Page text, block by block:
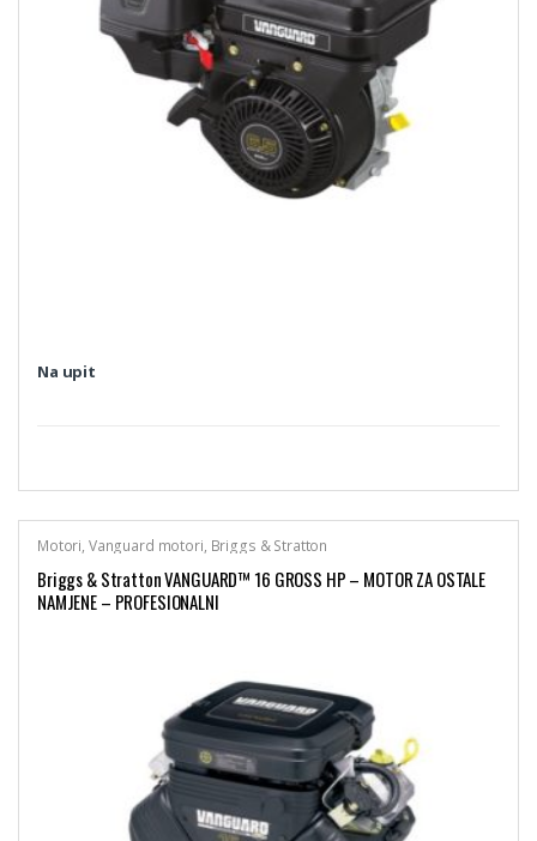
Na upit
Motori, Vanguard motori, Briggs & Stratton
Briggs & Stratton VANGUARD™ 16 GROSS HP – MOTOR ZA OSTALE
NAMJENE – PROFESIONALNI